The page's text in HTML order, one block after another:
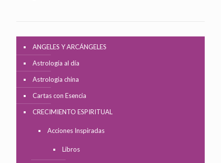
ANGELES Y ARCÁNGELES
Astrología al día
Astrologia china
Cartas con Esencia
CRECIMIENTO ESPIRITUAL
Acciones Inspiradas
Libros